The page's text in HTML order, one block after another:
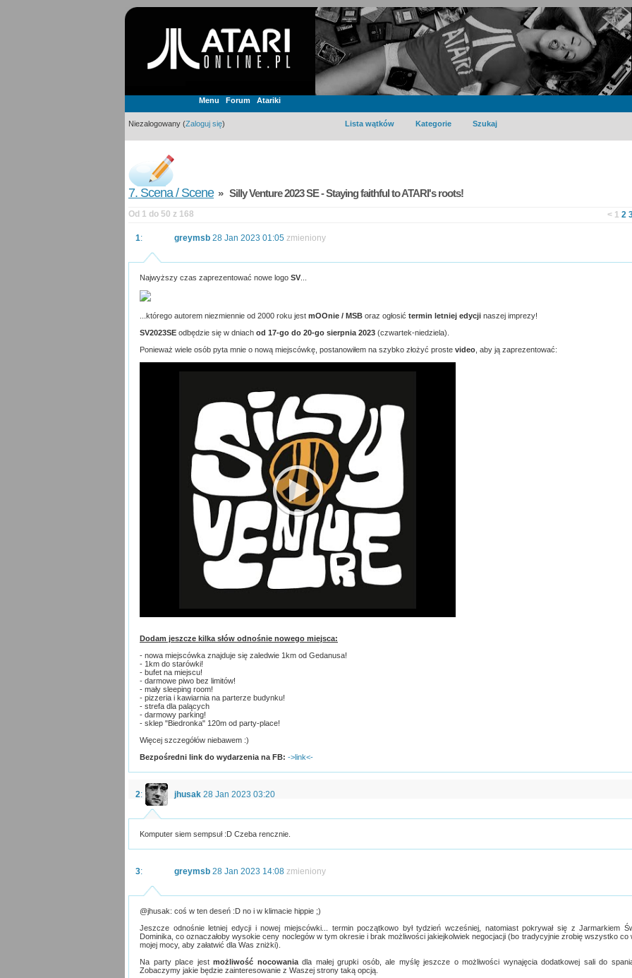
Menu Forum Atariki
Niezalogowany (Zaloguj się) Lista wątków Kategorie Szukaj
7. Scena / Scene» Silly Venture 2023 SE - Staying faithful to ATARI's roots!
Od 1 do 50 z 168 < 1 2
1: greymsb 28 Jan 2023 01:05 zmieniony
Najwyższy czas zaprezentować nowe logo SV
...którego autorem niezmiennie od 2000 roku jest mOOnie / MSB oraz ogłosić termin letniej edycji naszej imprezy!
SV2023SE odbędzie się w dniach od 17-go do 20-go sierpnia 2023 (czwartek-niedziela).
Ponieważ wiele osób pyta mnie o nową miejscówkę, postanowiłem na szybko złożyć proste video , aby ją zaprezentować:
Dodam jeszcze kilka słów odnośnie nowego miejsca:
- nowa miejscówka znajduje się zaledwie 1km od Gedanusa!
- 1km do starówki!
- bufet na miejscu!
- darmowe piwo bez limitów!
- mały sleeping room!
- pizzeria i kawiarnia na parterze budynku!
- strefa dla palących
- darmowy parking!
- sklep "Biedronka" 120m od party-place!
Więcej szczegółów niebawem :)
Bezpośredni link do wydarzenia na FB: ->link<-
2: jhusak 28 Jan 2023 03:20
Komputer siem sempsuł :D Czeba rencznie.
3: greymsb 28 Jan 2023 14:08 zmieniony
@jhusak: coś w ten deseń :D no i w klimacie hippie ;)
Jeszcze odnośnie letniej edycji i nowej miejscówki... termin początkowo był tydzień wcześniej, natomiast pokrywał się z Jarmarkiem
Dominika, co oznaczałoby wysokie ceny noclegów w tym okresie i brak możliwości jakiejkolwiek negocjacji (bo tradycyjnie zrobię wszystko co
mojej mocy, aby załatwić dla Was zniżki).
Na party place jestmożliwość nocowaniadla małej grupki osób, ale myślę jeszcze o możliwości wynajęcia dodatkowej sali do
Zobaczymy jakie będzie zainteresowanie z Waszej strony taką opcją.